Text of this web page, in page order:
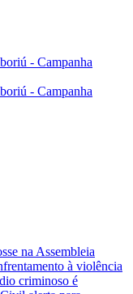
na Assembleia
à violência
criminoso é